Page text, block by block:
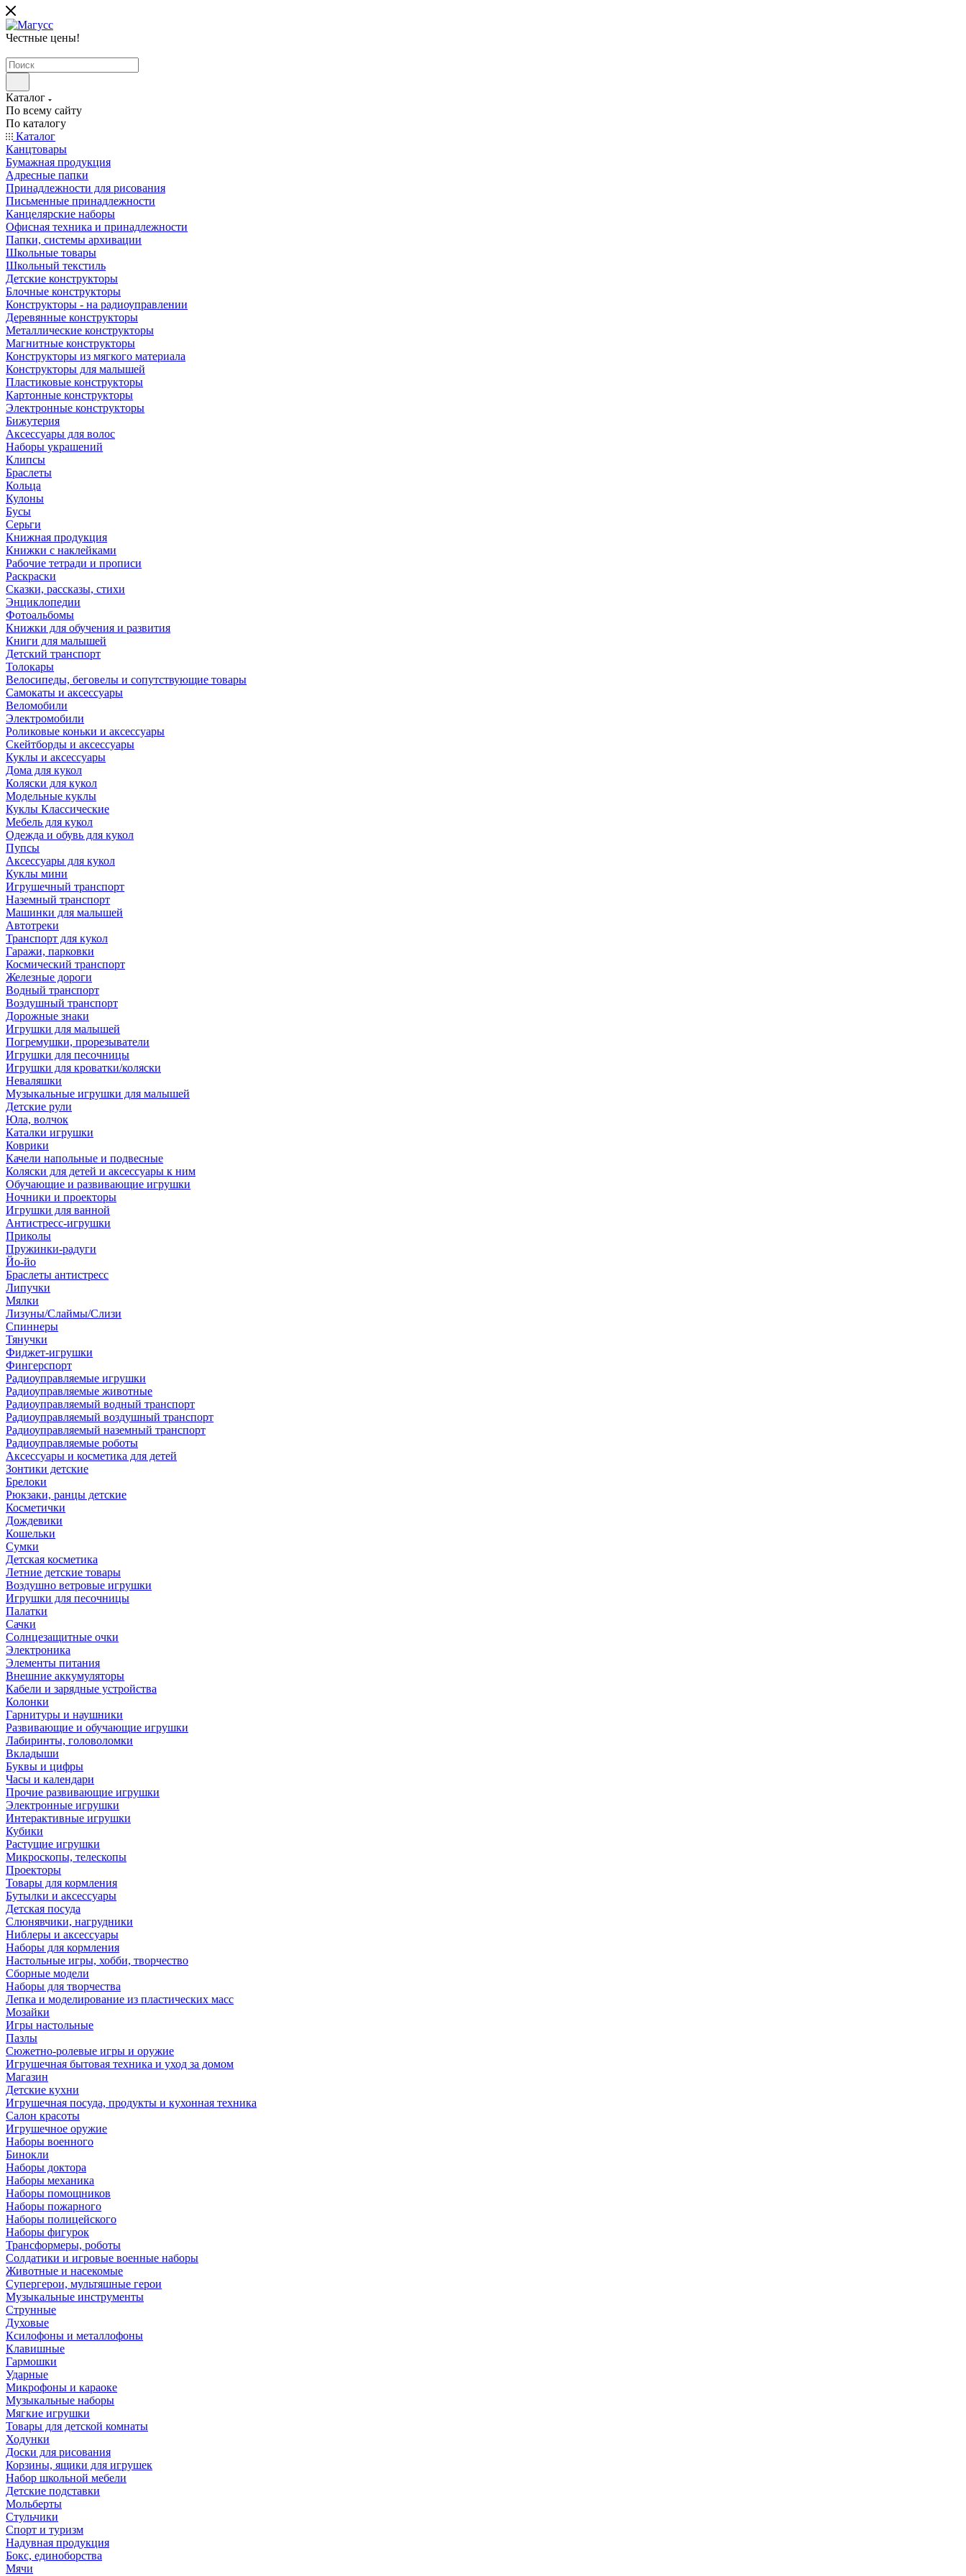
Честные цены!
Каталог
По всему сайту
По каталогу
Каталог
Канцтовары
Бумажная продукция
Адресные папки
Принадлежности для рисования
Письменные принадлежности
Канцелярские наборы
Офисная техника и принадлежности
Папки, системы архивации
Школьные товары
Школьный текстиль
Детские конструкторы
Блочные конструкторы
Конструкторы - на радиоуправлении
Деревянные конструкторы
Металлические конструкторы
Магнитные конструкторы
Конструкторы из мягкого материала
Конструкторы для малышей
Пластиковые конструкторы
Картонные конструкторы
Электронные конструкторы
Бижутерия
Аксессуары для волос
Наборы украшений
Клипсы
Браслеты
Кольца
Кулоны
Бусы
Серьги
Книжная продукция
Книжки с наклейками
Рабочие тетради и прописи
Раскраски
Сказки, рассказы, стихи
Энциклопедии
Фотоальбомы
Книжки для обучения и развития
Книги для малышей
Детский транспорт
Толокары
Велосипеды, беговелы и сопутствующие товары
Самокаты и аксессуары
Веломобили
Электромобили
Роликовые коньки и аксессуары
Скейтборды и аксессуары
Куклы и аксессуары
Дома для кукол
Коляски для кукол
Модельные куклы
Куклы Классические
Мебель для кукол
Одежда и обувь для кукол
Пупсы
Аксессуары для кукол
Куклы мини
Игрушечный транспорт
Наземный транспорт
Машинки для малышей
Автотреки
Транспорт для кукол
Гаражи, парковки
Космический транспорт
Железные дороги
Водный транспорт
Воздушный транспорт
Дорожные знаки
Игрушки для малышей
Погремушки, прорезыватели
Игрушки для песочницы
Игрушки для кроватки/коляски
Неваляшки
Музыкальные игрушки для малышей
Детские рули
Юла, волчок
Каталки игрушки
Коврики
Качели напольные и подвесные
Коляски для детей и аксессуары к ним
Обучающие и развивающие игрушки
Ночники и проекторы
Игрушки для ванной
Антистресс-игрушки
Приколы
Пружинки-радуги
Йо-йо
Браслеты антистресс
Липучки
Мялки
Лизуны/Слаймы/Слизи
Спиннеры
Тянучки
Фиджет-игрушки
Фингерспорт
Радиоуправляемые игрушки
Радиоуправляемые животные
Радиоуправляемый водный транспорт
Радиоуправляемый воздушный транспорт
Радиоуправляемый наземный транспорт
Радиоуправляемые роботы
Аксессуары и косметика для детей
Зонтики детские
Брелоки
Рюкзаки, ранцы детские
Косметички
Дождевики
Кошельки
Сумки
Детская косметика
Летние детские товары
Воздушно ветровые игрушки
Игрушки для песочницы
Палатки
Сачки
Солнцезащитные очки
Электроника
Элементы питания
Внешние аккумуляторы
Кабели и зарядные устройства
Колонки
Гарнитуры и наушники
Развивающие и обучающие игрушки
Лабиринты, головоломки
Вкладыши
Буквы и цифры
Часы и календари
Прочие развивающие игрушки
Электронные игрушки
Интерактивные игрушки
Кубики
Растущие игрушки
Микроскопы, телескопы
Проекторы
Товары для кормления
Бутылки и аксессуары
Детская посуда
Слюнявчики, нагрудники
Ниблеры и аксессуары
Наборы для кормления
Настольные игры, хобби, творчество
Сборные модели
Наборы для творчества
Лепка и моделирование из пластических масс
Мозайки
Игры настольные
Пазлы
Сюжетно-ролевые игры и оружие
Игрушечная бытовая техника и уход за домом
Магазин
Детские кухни
Игрушечная посуда, продукты и кухонная техника
Салон красоты
Игрушечное оружие
Наборы военного
Бинокли
Наборы доктора
Наборы механика
Наборы помощников
Наборы пожарного
Наборы полицейского
Наборы фигурок
Трансформеры, роботы
Солдатики и игровые военные наборы
Животные и насекомые
Супергерои, мультяшные герои
Музыкальные инструменты
Струнные
Духовые
Ксилофоны и металлофоны
Клавишные
Гармошки
Ударные
Микрофоны и караоке
Музыкальные наборы
Мягкие игрушки
Товары для детской комнаты
Ходунки
Доски для рисования
Корзины, ящики для игрушек
Набор школьной мебели
Детские подставки
Мольберты
Стульчики
Спорт и туризм
Надувная продукция
Бокс, единоборства
Мячи